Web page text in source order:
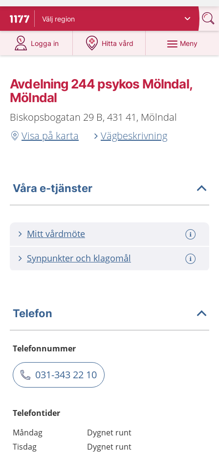
Till startsidan för 1177
Välj region
Logga in
på 1177.se
Hitta vård
på 1177.se
Meny
Avdelning 244 psykos Mölndal,
Mölndal
Biskopsbogatan 29 B, 431 41, Mölndal
Visa på karta
Vägbeskrivning
Våra e-tjänster
Mitt vårdmöte
Synpunkter och klagomål
Telefon
Telefonnummer
031-343 22 10
Telefontider
Måndag
Dygnet runt
Tisdag
Dygnet runt